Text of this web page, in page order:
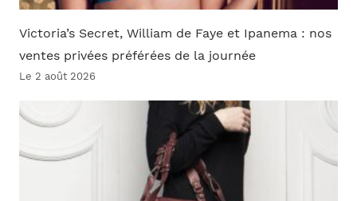
Victoria’s Secret, William de Faye et Ipanema : nos
ventes privées préférées de la journée
Le 2 août 2026